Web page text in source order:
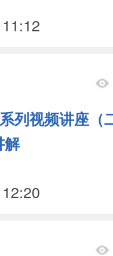
列视频讲座（
解